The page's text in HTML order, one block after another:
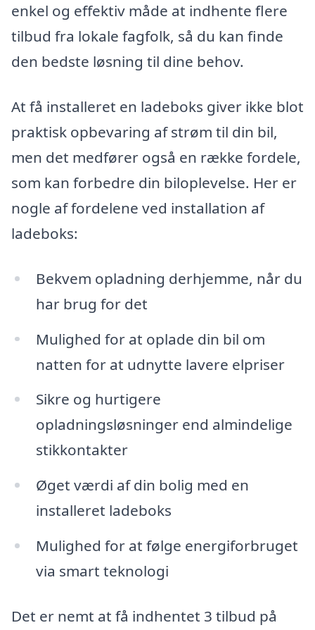
enkel og effektiv måde at indhente flere
tilbud fra lokale fagfolk, så du kan finde
den bedste løsning til dine behov.
At få installeret en ladeboks giver ikke blot
praktisk opbevaring af strøm til din bil,
men det medfører også en række fordele,
som kan forbedre din biloplevelse. Her er
nogle af fordelene ved installation af
ladeboks:
Bekvem opladning derhjemme, når du
har brug for det
Mulighed for at oplade din bil om
natten for at udnytte lavere elpriser
Sikre og hurtigere
opladningsløsninger end almindelige
stikkontakter
Øget værdi af din bolig med en
installeret ladeboks
Mulighed for at følge energiforbruget
via smart teknologi
Det er nemt at få indhentet 3 tilbud på